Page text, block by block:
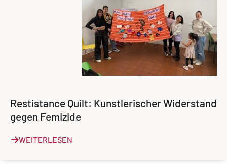
Restistance Quilt: Kunstlerischer Widerstand
gegen Femizide
WEITERLESEN